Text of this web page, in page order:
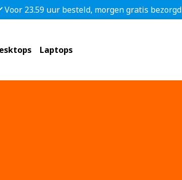
Voor 23.59 uur besteld, morgen gratis bezorgd
Laptops